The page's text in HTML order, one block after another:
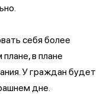
себя более
в плане
У граждан будет
дне.